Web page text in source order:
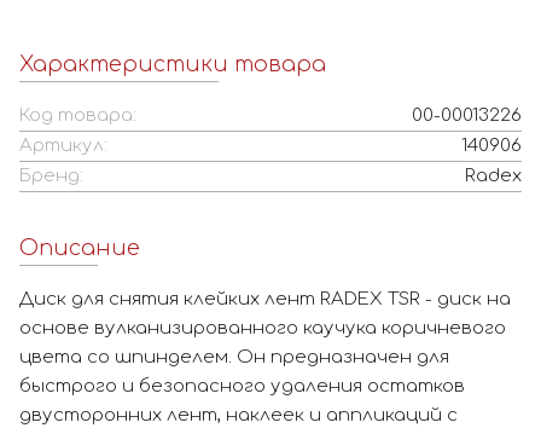
Характеристики товара
Код товара:
00-00013226
Артикул:
140906
Бренд:
Radex
Описание
Диск для снятия клейких лент RADEX TSR - диск на
основе вулканизированного каучука коричневого
цвета co шпинделем. Он предназначен для
быстрого и безопасного удаления остатков
двусторонних лент, наклеек и аппликаций с